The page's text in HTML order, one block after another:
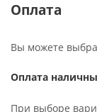
Оплата
Вы можете
Оплата
При выборе